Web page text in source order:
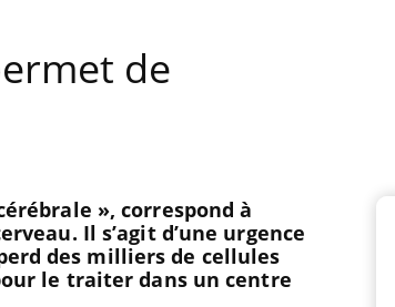
de
», correspond à
Il s’agit d’une urgence
des milliers de cellules
le traiter dans un centre